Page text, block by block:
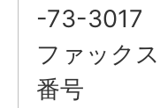
-73-3017
ファックス
番号